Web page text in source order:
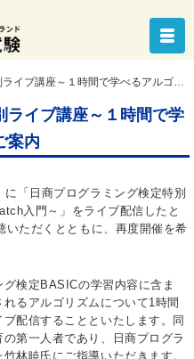
～１時間で学べるアルゴリズム入門～のご案内
ライブ講座～１時間で学
案内
「日商プログラミング検定特別
入門～」をライブ配信したと
いただくとともに、再度開催を希
検定BASICの学習内容に含ま
るアルゴリズムについて1時間
配信することといたします。同
第一人者であり、日商プログラ
林暁氏にご指導いただきます。